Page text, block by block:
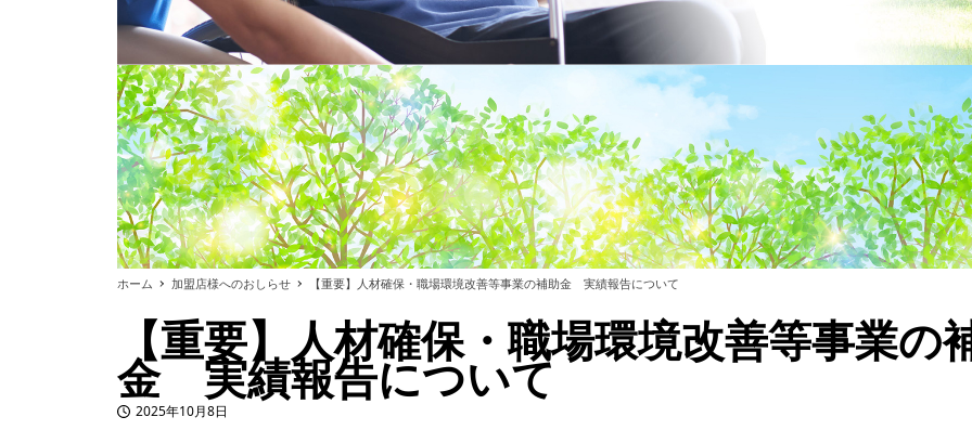
ホーム 加盟店様へのおしらせ 【重要】人材確保・職場環境改善等事業の補助金 実績報告について
【重要】人材確保・職場環境改善等事業の
金 実績報告について
投稿日2025年10月8日